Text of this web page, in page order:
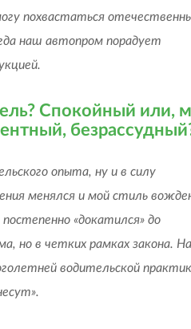
похвастаться
наш автопром порадует
Спокойный или,
опыта, ну и в силу
менялся и мой стиль
«докатился» до
но в четких рамках закона.
водительской